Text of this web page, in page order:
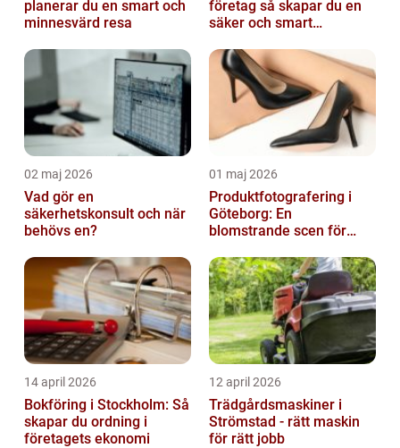
planerar du en smart och
minnesvärd resa
företag så skapar du en
säker och smart
02 maj 2026
Vad gör en
säkerhetskonsult och när
behövs en?
01 maj 2026
Produktfotografering i
Göteborg: En
blomstrande scen för
14 april 2026
Bokföring i Stockholm: Så
skapar du ordning i
företagets ekonomi
12 april 2026
Trädgårdsmaskiner i
Strömstad - rätt maskin
för rätt jobb